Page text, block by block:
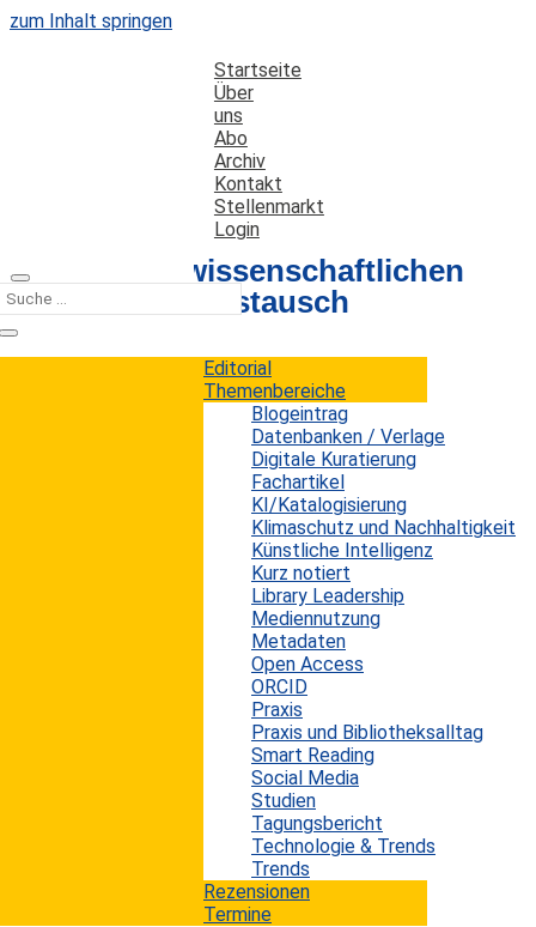
zum Inhalt springen
Startseite
Über
uns
Abo
Archiv
Kontakt
Stellenmarkt
Login
Editorial
Themenbereiche
Blogeintrag
Datenbanken / Verlage
Digitale Kuratierung
Fachartikel
KI/Katalogisierung
Klimaschutz und Nachhaltigkeit
Künstliche Intelligenz
Kurz notiert
Library Leadership
Mediennutzung
Metadaten
Open Access
ORCID
Praxis
Praxis und Bibliotheksalltag
Smart Reading
Social Media
Studien
Tagungsbericht
Technologie & Trends
Trends
Rezensionen
Termine
Studie zum wissenschaftlichen
Informationsaustausch
Autor: Erwin König
Um den Artikel in voller Länge lesen zu können,
benötigen Sie ein Abo. JetztAbo abschließen
bestehendem Konto anmelden!
Bibliotheken|Elektronische
Hochschulen
Wissenschaftler
Mehr zum Thema: